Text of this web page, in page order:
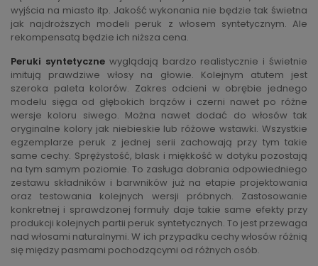
wyjścia na miasto itp. Jakość wykonania nie będzie tak świetna
jak najdroższych modeli peruk z włosem syntetycznym. Ale
rekompensatą będzie ich niższa cena.
Peruki syntetycznewyglądają bardzo realistycznie i świetnie
imitują prawdziwe włosy na głowie. Kolejnym atutem jest
szeroka paleta kolorów. Zakres odcieni w obrębie jednego
modelu sięga od głębokich brązów i czerni nawet po różne
wersje koloru siwego. Można nawet dodać do włosów tak
oryginalne kolory jak niebieskie lub różowe wstawki. Wszystkie
egzemplarze peruk z jednej serii zachowają przy tym takie
same cechy. Sprężystość, blask i miękkość w dotyku pozostają
na tym samym poziomie. To zasługa dobrania odpowiedniego
zestawu składników i barwników już na etapie projektowania
oraz testowania kolejnych wersji próbnych. Zastosowanie
konkretnej i sprawdzonej formuły daje takie same efekty przy
produkcji kolejnych partii peruk syntetycznych. To jest przewaga
nad włosami naturalnymi. W ich przypadku cechy włosów różnią
się między pasmami pochodzącymi od różnych osób.